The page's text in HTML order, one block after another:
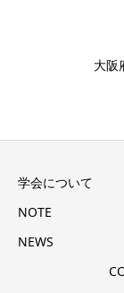
大阪
学会について
NOTE
NEWS